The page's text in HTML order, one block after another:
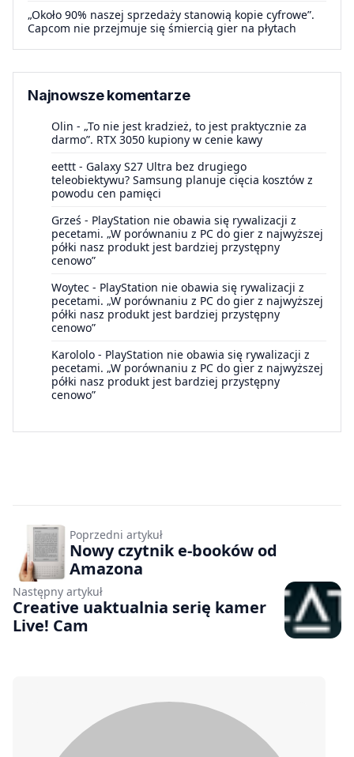
„Około 90% naszej sprzedaży stanowią kopie cyfrowe”.
Capcom nie przejmuje się śmiercią gier na płytach
Najnowsze komentarze
Olin - „To nie jest kradzież, to jest praktycznie za
darmo”. RTX 3050 kupiony w cenie kawy
eettt - Galaxy S27 Ultra bez drugiego
teleobiektywu? Samsung planuje cięcia kosztów z
powodu cen pamięci
Grześ - PlayStation nie obawia się rywalizacji z
pecetami. „W porównaniu z PC do gier z najwyższej
półki nasz produkt jest bardziej przystępny
cenowo”
Woytec - PlayStation nie obawia się rywalizacji z
pecetami. „W porównaniu z PC do gier z najwyższej
półki nasz produkt jest bardziej przystępny
cenowo”
Karololo - PlayStation nie obawia się rywalizacji z
pecetami. „W porównaniu z PC do gier z najwyższej
półki nasz produkt jest bardziej przystępny
cenowo”
Poprzedni artykuł
Nowy czytnik e-booków od
Amazona
Następny artykuł
Creative uaktualnia serię kamer
Live! Cam